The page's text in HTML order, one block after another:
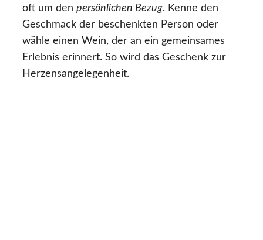
oft um den persönlichen Bezug. Kenne den
Geschmack der beschenkten Person oder
wähle einen Wein, der an ein gemeinsames
Erlebnis erinnert. So wird das Geschenk zur
Herzensangelegenheit.